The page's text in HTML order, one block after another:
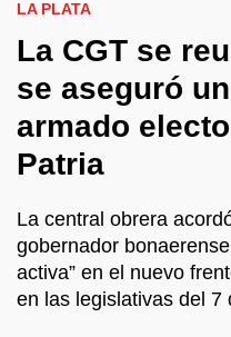
LA PLATA
La CGT se
se aseguró
armado
Patria
La central obrera
gobernador
activa” en el nuevo
en las legislativas del 7